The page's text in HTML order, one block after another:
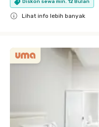
Diskon sewa min. 12 Bulan
Lihat info lebih banyak